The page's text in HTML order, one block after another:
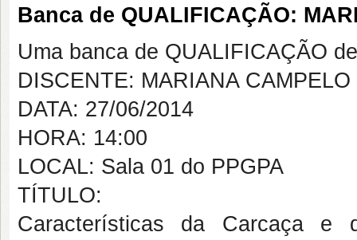
Banca de QUALIFICAÇÃO:
Uma banca de QUALIFICAÇÃO
DISCENTE: MARIANA
DATA: 27/06/2014
HORA: 14:00
LOCAL: Sala 01 do PPGPA
TÍTULO:
Características da Carcaça e